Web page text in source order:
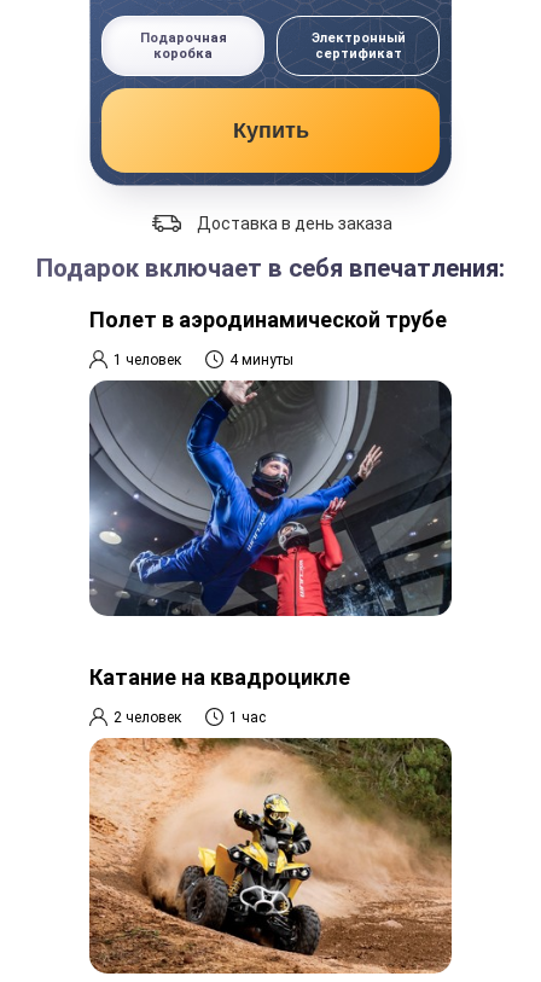
Подарочная
коробка
Электронный
сертификат
Купить
Доставка в день заказа
Подарок включает в себя впечатления:
Полет в аэродинамической трубе
1 человек 4 минуты
Катание на квадроцикле
2 человек 1 час